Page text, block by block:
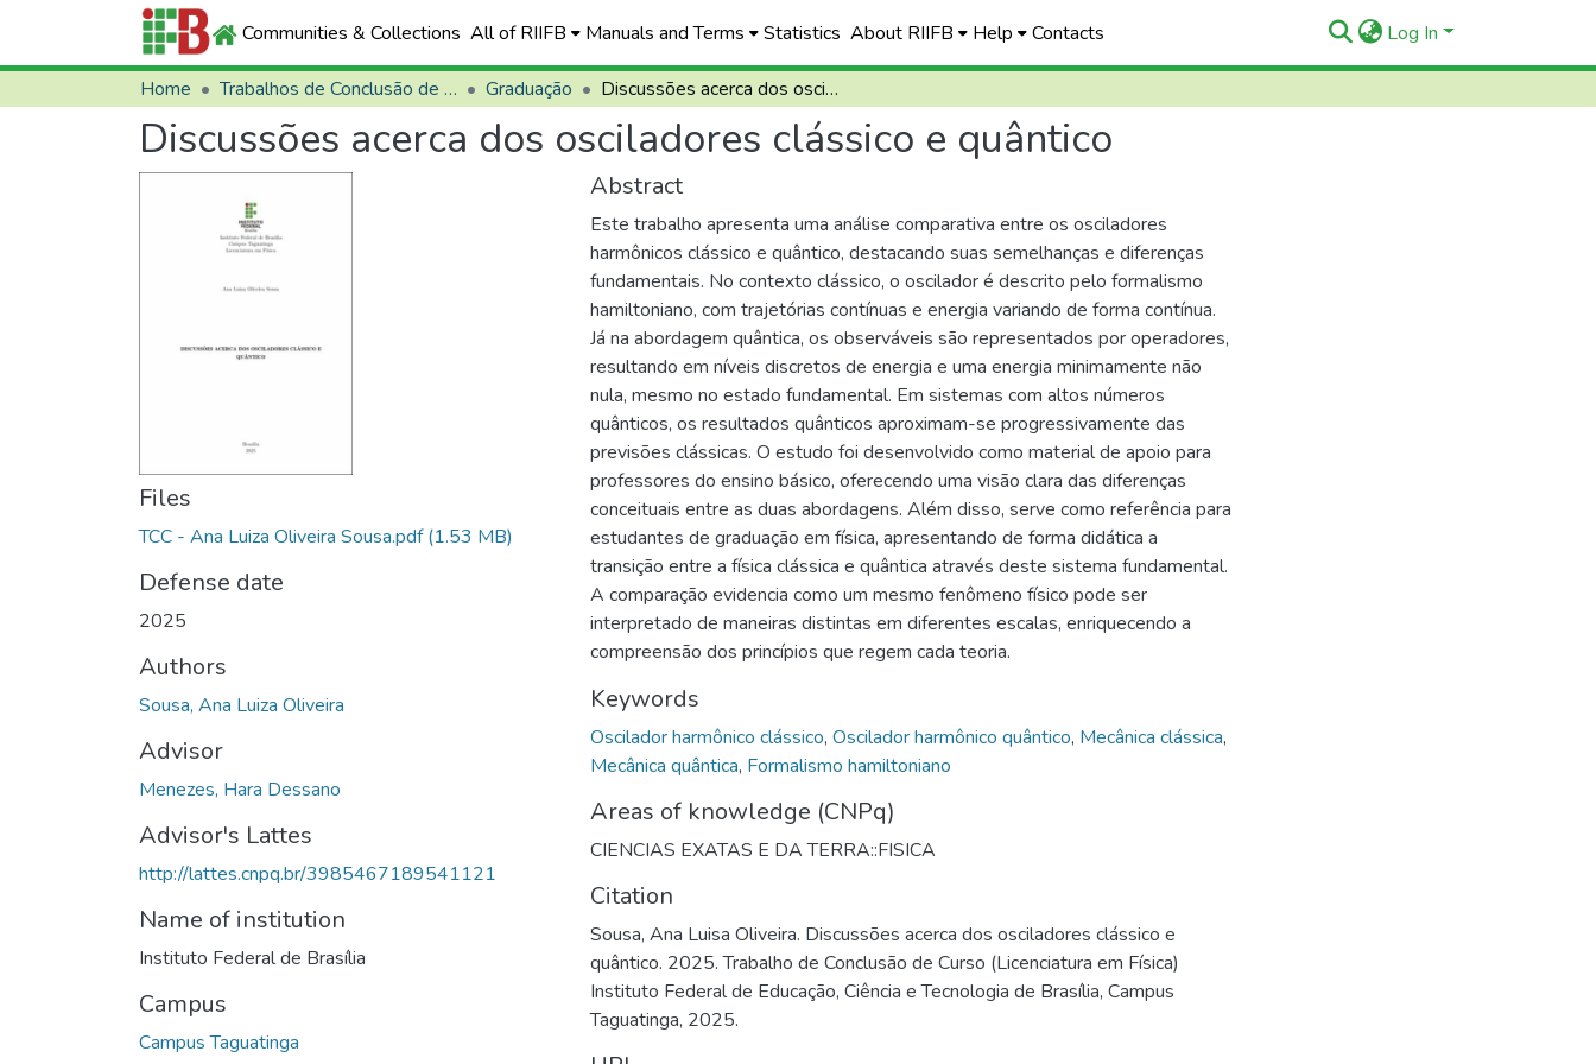
Communities & Collections All of RIIFB Manuals and Terms Statistics About RIIFB Help Contacts Log In
Home Trabalhos de Conclusão de Curso (TCCs) Graduação Discussões acerca dos osciladores clássico e quântico
Discussões acerca dos osciladores clássico e quântico
Files
TCC - Ana Luiza Oliveira Sousa.pdf(1.53 MB)
Defense date
2025
Authors
Sousa, Ana Luiza Oliveira
Advisor
Menezes, Hara Dessano
Advisor's Lattes
http://lattes.cnpq.br/3985467189541121
Name of institution
Instituto Federal de Brasília
Campus
Campus Taguatinga
Abstract
Este trabalho apresenta uma análise comparativa entre os osciladores
harmônicos clássico e quântico, destacando suas semelhanças e diferenças
fundamentais. No contexto clássico, o oscilador é descrito pelo formalismo
hamiltoniano, com trajetórias contínuas e energia variando de forma contínua.
Já na abordagem quântica, os observáveis são representados por operadores,
resultando em níveis discretos de energia e uma energia minimamente não
nula, mesmo no estado fundamental. Em sistemas com altos números
quânticos, os resultados quânticos aproximam-se progressivamente das
previsões clássicas. O estudo foi desenvolvido como material de apoio para
professores do ensino básico, oferecendo uma visão clara das diferenças
conceituais entre as duas abordagens. Além disso, serve como referência para
estudantes de graduação em física, apresentando de forma didática a
transição entre a física clássica e quântica através deste sistema fundamental.
A comparação evidencia como um mesmo fenômeno físico pode ser
interpretado de maneiras distintas em diferentes escalas, enriquecendo a
compreensão dos princípios que regem cada teoria.
Keywords
Oscilador harmônico clássico, Oscilador harmônico quântico, Mecânica clássica,
Mecânica quântica, Formalismo hamiltoniano
Areas of knowledge (CNPq)
CIENCIAS EXATAS E DA TERRA::FISICA
Citation
Sousa, Ana Luisa Oliveira. Discussões acerca dos osciladores clássico e
quântico. 2025. Trabalho de Conclusão de Curso (Licenciatura em Física)
Instituto Federal de Educação, Ciência e Tecnologia de Brasília, Campus
Taguatinga, 2025.